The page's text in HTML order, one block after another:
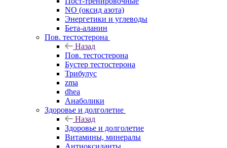
NO (оксид азота)
Энергетики и углеводы
Бета-аланин
Пов. тестостерона
Назад
Пов. тестостерона
Бустер тестостерона
Трибулус
zma
dhea
Анаболики
Здоровье и долголетие
Назад
Здоровье и долголетие
Витамины, минералы
Антиоксиданты